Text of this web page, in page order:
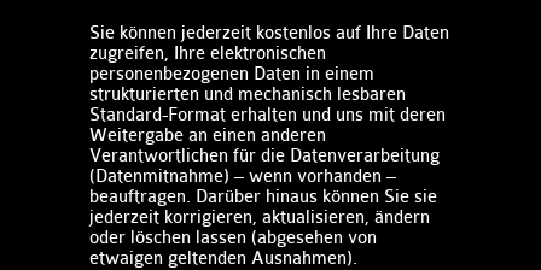
Sie können jederzeit kostenlos auf Ihre Daten
zugreifen, Ihre elektronischen
personenbezogenen Daten in einem
strukturierten und mechanisch lesbaren
Standard-Format erhalten und uns mit deren
Weitergabe an einen anderen
Verantwortlichen für die Datenverarbeitung
(Datenmitnahme) – wenn vorhanden –
beauftragen. Darüber hinaus können Sie sie
jederzeit korrigieren, aktualisieren, ändern
oder löschen lassen (abgesehen von
etwaigen geltenden Ausnahmen).